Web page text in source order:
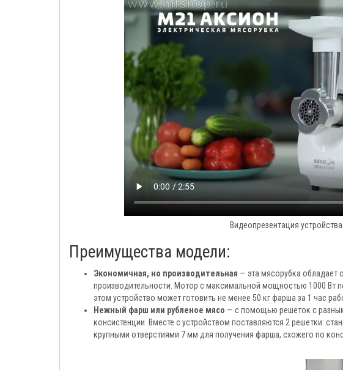
Видеопрезентация
Преимущества модели:
Экономичная, но производительная — эта мясорубка
производительности. Мотор с максимальной мощностью 1000 Вт
этом устройство может готовить не менее 50 кг фарша за 1 час
Нежный фарш или рубленое мясо — с помощью решеток с
консистенции. Вместе с устройством поставляются 2 решетки:
крупными отверстиями 7 мм для получения фарша, схожего по